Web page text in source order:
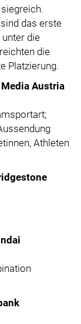
das erste
die
die
Platzierung.
Austria
Athleten